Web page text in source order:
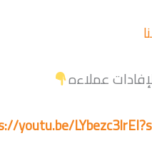
عملاءه
youtu.be/